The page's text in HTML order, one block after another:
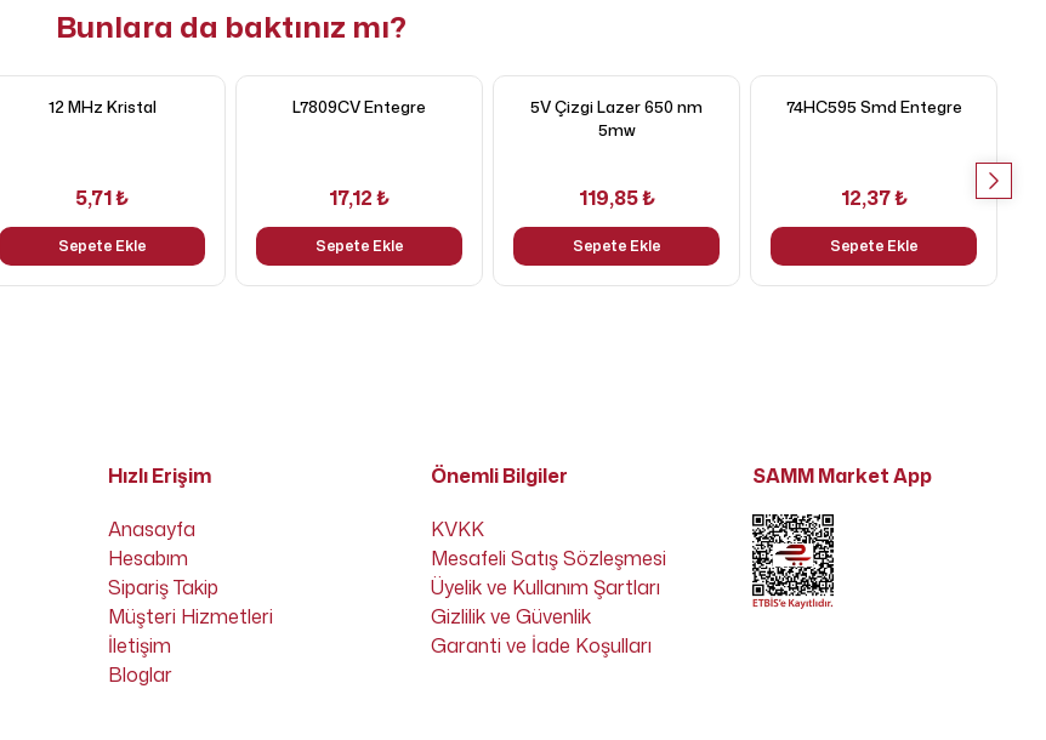
Bunlara da baktınız mı?
12 MHz Kristal
5,71 ₺
Sepete Ekle
L7809CV Entegre
17,12 ₺
Sepete Ekle
5V Çizgi Lazer 650 nm
5mw
119,85 ₺
Sepete Ekle
74HC595 Smd Entegre
12,37 ₺
Sepete Ekle
Hızlı Erişim
Anasayfa
Hesabım
Sipariş Takip
Müşteri Hizmetleri
İletişim
Bloglar
Önemli Bilgiler
KVKK
Mesafeli Satış Sözleşmesi
Üyelik ve Kullanım Şartları
Gizlilik ve Güvenlik
Garanti ve İade Koşulları
SAMM Market App